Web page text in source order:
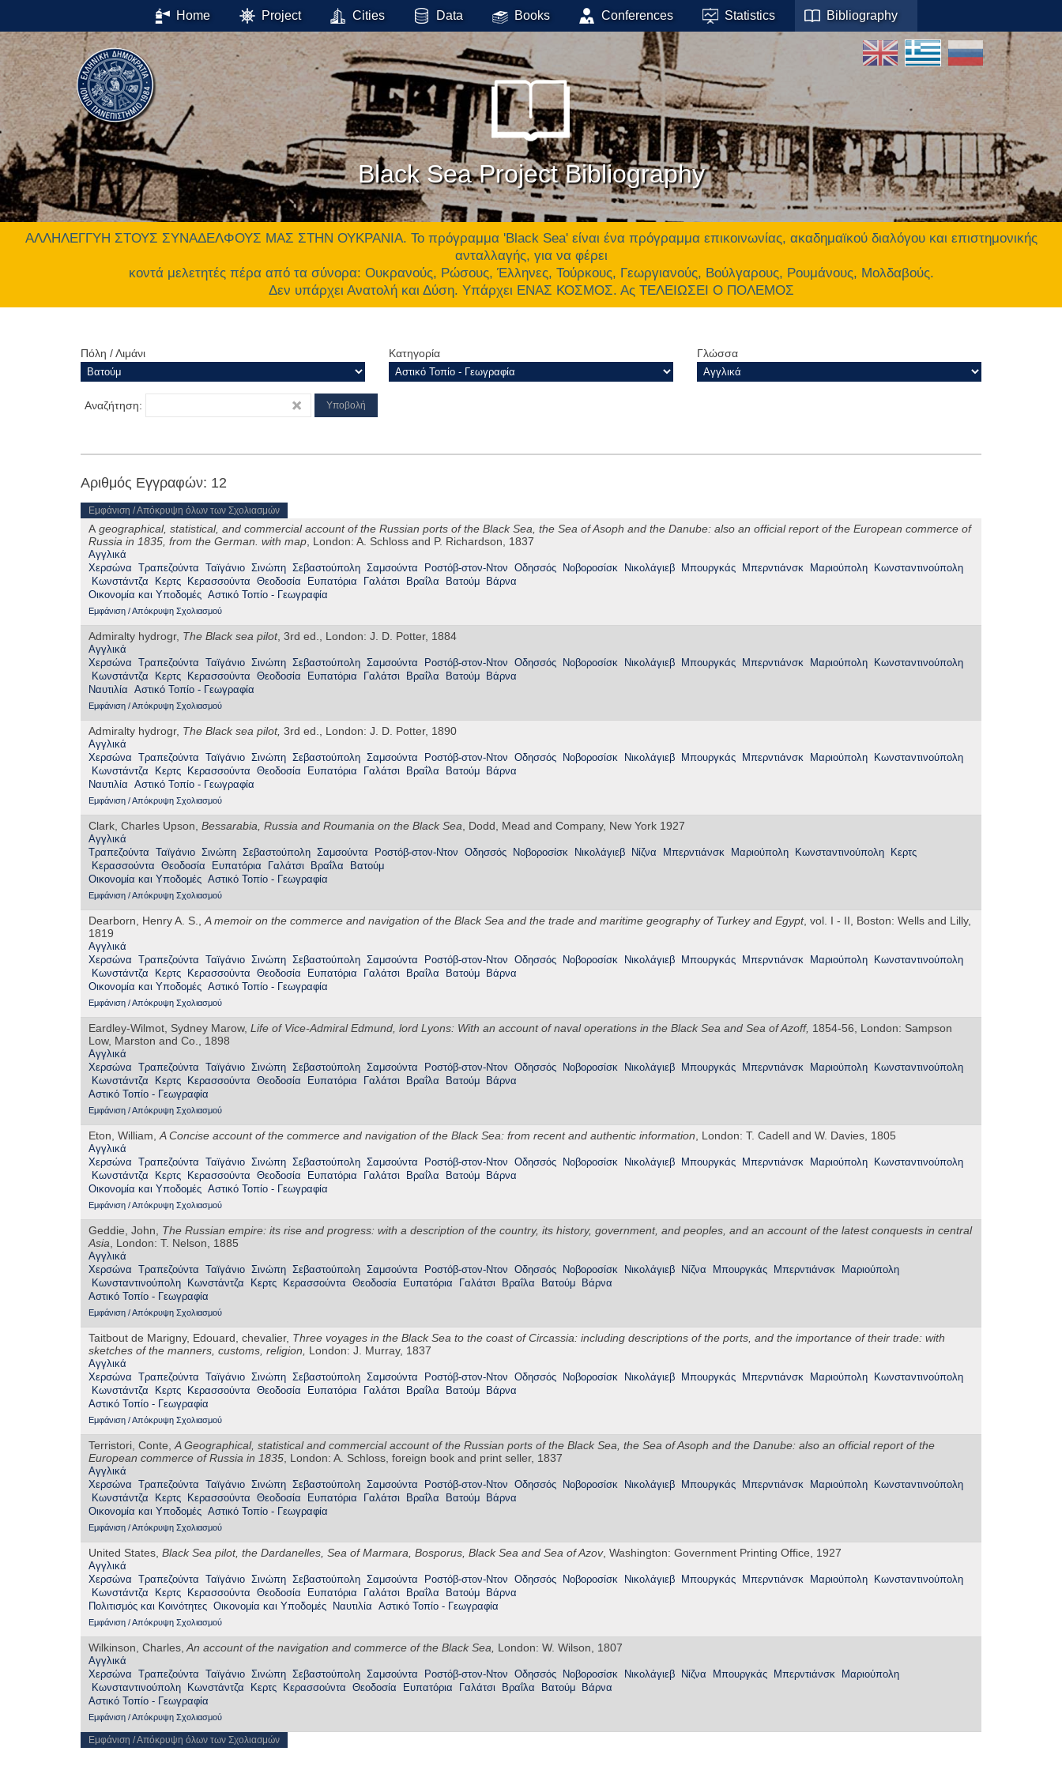
Home Project Cities Data Books Conferences Statistics Bibliography
Black Sea Project Bibliography
ΑΛΛΗΛΕΓΓΥΗ ΣΤΟΥΣ ΣΥΝΑΔΕΛΦΟΥΣ ΜΑΣ ΣΤΗΝ ΟΥΚΡΑΝΙΑ. Το πρόγραμμα 'Black Sea' είναι ένα πρόγραμμα επικοινωνίας, ακαδημαϊκού διαλόγου και επιστημονικής
ανταλλαγής, για να φέρει
κοντά μελετητές πέρα από τα σύνορα: Ουκρανούς, Ρώσους, Έλληνες, Τούρκους, Γεωργιανούς, Βούλγαρους, Ρουμάνους, Μολδαβούς.
Δεν υπάρχει Ανατολή και Δύση. Υπάρχει ΕΝΑΣ ΚΟΣΜΟΣ. Ας ΤΕΛΕΙΩΣΕΙ Ο ΠΟΛΕΜΟΣ
Πόλη / Λιμάνι Κατηγορία Γλώσσα
Αναζήτηση:
Αριθμός Εγγραφών: 12
Εμφάνιση / Απόκρυψη όλων των Σχολιασμών
A geographical, statistical, and commercial account of the Russian ports of the Black Sea, the Sea of Asoph and the Danube: also an official report of the European commerce of
Russia in 1835, from the German. with map, London: A. Schloss and P. Richardson, 1837
Αγγλικά
Χερσώνα Τραπεζούντα Ταϊγάνιο Σινώπη Σεβαστούπολη Σαμσούντα Ροστόβ-στον-Ντον Οδησσός Νοβοροσίσκ Νικολάγιεβ Μπουργκάς Μπερντιάνσκ Μαριούπολη
Κωνσταντινούπολη
Κωνστάντζα
Κερτς Κερασσούντα Θεοδοσία Ευπατόρια Γαλάτσι Βραΐλα Βατούμ
Βάρνα
Οικονομία και Υποδομές Αστικό Τοπίο - Γεωγραφία
Εμφάνιση / Απόκρυψη Σχολιασμού
Admiralty hydrogr, The Black sea pilot, 3rd ed., London: J. D. Potter, 1884
Αγγλικά
Χερσώνα Τραπεζούντα Ταϊγάνιο Σινώπη Σεβαστούπολη Σαμσούντα Ροστόβ-στον-Ντον Οδησσός Νοβοροσίσκ Νικολάγιεβ Μπουργκάς Μπερντιάνσκ Μαριούπολη
Κωνσταντινούπολη
Κωνστάντζα
Κερτς Κερασσούντα Θεοδοσία Ευπατόρια Γαλάτσι Βραΐλα Βατούμ
Βάρνα
Ναυτιλία Αστικό Τοπίο - Γεωγραφία
Εμφάνιση / Απόκρυψη Σχολιασμού
Admiralty hydrogr, The Black sea pilot, 3rd ed., London: J. D. Potter, 1890
Αγγλικά
Χερσώνα Τραπεζούντα Ταϊγάνιο Σινώπη Σεβαστούπολη Σαμσούντα Ροστόβ-στον-Ντον Οδησσός Νοβοροσίσκ Νικολάγιεβ Μπουργκάς Μπερντιάνσκ Μαριούπολη
Κωνσταντινούπολη
Κωνστάντζα
Κερτς Κερασσούντα Θεοδοσία Ευπατόρια Γαλάτσι Βραΐλα Βατούμ
Βάρνα
Ναυτιλία Αστικό Τοπίο - Γεωγραφία
Εμφάνιση / Απόκρυψη Σχολιασμού
Clark, Charles Upson, Bessarabia, Russia and Roumania on the Black Sea, Dodd, Mead and Company, New York 1927
Αγγλικά
Τραπεζούντα Ταϊγάνιο Σινώπη Σεβαστούπολη Σαμσούντα Ροστόβ-στον-Ντον Οδησσός Νοβοροσίσκ Νικολάγιεβ Νίζνα Μπερντιάνσκ Μαριούπολη Κωνσταντινούπολη
Κερτς
Κερασσούντα Θεοδοσία Ευπατόρια Γαλάτσι Βραΐλα
Βατούμ
Οικονομία και Υποδομές Αστικό Τοπίο - Γεωγραφία
Εμφάνιση / Απόκρυψη Σχολιασμού
Dearborn, Henry A. S.,A memoir on the commerce and navigation of the Black Sea and the trade and maritime geography of Turkey and Egypt, vol. I - II, Boston: Wells and Lilly,
1819
Αγγλικά
Χερσώνα Τραπεζούντα Ταϊγάνιο Σινώπη Σεβαστούπολη Σαμσούντα Ροστόβ-στον-Ντον Οδησσός Νοβοροσίσκ Νικολάγιεβ Μπουργκάς Μπερντιάνσκ Μαριούπολη
Κωνσταντινούπολη
Κωνστάντζα
Κερτς Κερασσούντα Θεοδοσία Ευπατόρια Γαλάτσι Βραΐλα Βατούμ
Βάρνα
Οικονομία και Υποδομές Αστικό Τοπίο - Γεωγραφία
Εμφάνιση / Απόκρυψη Σχολιασμού
Eardley-Wilmot, Sydney Marow, Life of Vice-Admiral Edmund, lord Lyons: With an account of naval operations in the Black Sea and Sea of Azoff, 1854-56, London: Sampson
Low, Marston and Co., 1898
Αγγλικά
Χερσώνα Τραπεζούντα Ταϊγάνιο Σινώπη Σεβαστούπολη Σαμσούντα Ροστόβ-στον-Ντον Οδησσός Νοβοροσίσκ Νικολάγιεβ Μπουργκάς Μπερντιάνσκ Μαριούπολη
Κωνσταντινούπολη
Κωνστάντζα
Κερτς Κερασσούντα Θεοδοσία Ευπατόρια Γαλάτσι Βραΐλα Βατούμ
Βάρνα
Αστικό Τοπίο - Γεωγραφία
Εμφάνιση / Απόκρυψη Σχολιασμού
Eton, William,A Concise account of the commerce and navigation of the Black Sea: from recent and authentic information, London: T. Cadell and W. Davies, 1805
Αγγλικά
Χερσώνα Τραπεζούντα Ταϊγάνιο Σινώπη Σεβαστούπολη Σαμσούντα Ροστόβ-στον-Ντον Οδησσός Νοβοροσίσκ Νικολάγιεβ Μπουργκάς Μπερντιάνσκ Μαριούπολη
Κωνσταντινούπολη
Κωνστάντζα
Κερτς Κερασσούντα Θεοδοσία Ευπατόρια Γαλάτσι Βραΐλα Βατούμ
Βάρνα
Οικονομία και Υποδομές Αστικό Τοπίο - Γεωγραφία
Εμφάνιση / Απόκρυψη Σχολιασμού
Geddie, John, The Russian empire: its rise and progress: with a description of the country, its history, government, and peoples, and an account of the latest conquests in central
Asia, London: T. Nelson, 1885
Αγγλικά
Χερσώνα Τραπεζούντα Ταϊγάνιο Σινώπη Σεβαστούπολη Σαμσούντα Ροστόβ-στον-Ντον Οδησσός Νοβοροσίσκ Νικολάγιεβ Νίζνα Μπουργκάς Μπερντιάνσκ
Μαριούπολη
Κωνσταντινούπολη
Κωνστάντζα Κερτς Κερασσούντα Θεοδοσία Ευπατόρια Γαλάτσι Βραΐλα Βατούμ
Βάρνα
Αστικό Τοπίο - Γεωγραφία
Εμφάνιση / Απόκρυψη Σχολιασμού
Taitbout de Marigny, Edouard, chevalier, Three voyages in the Black Sea to the coast of Circassia: including descriptions of the ports, and the importance of their trade: with
sketches of the manners, customs, religion, London: J. Murray, 1837
Αγγλικά
Χερσώνα Τραπεζούντα Ταϊγάνιο Σινώπη Σεβαστούπολη Σαμσούντα Ροστόβ-στον-Ντον Οδησσός Νοβοροσίσκ Νικολάγιεβ Μπουργκάς Μπερντιάνσκ Μαριούπολη
Κωνσταντινούπολη
Κωνστάντζα
Κερτς Κερασσούντα Θεοδοσία Ευπατόρια Γαλάτσι Βραΐλα Βατούμ
Βάρνα
Αστικό Τοπίο - Γεωγραφία
Εμφάνιση / Απόκρυψη Σχολιασμού
Terristori, Conte,A Geographical, statistical and commercial account of the Russian ports of the Black Sea, the Sea of Asoph and the Danube: also an official report of the
European commerce of Russia in 1835, London: A. Schloss, foreign book and print seller, 1837
Αγγλικά
Χερσώνα Τραπεζούντα Ταϊγάνιο Σινώπη Σεβαστούπολη Σαμσούντα Ροστόβ-στον-Ντον Οδησσός Νοβοροσίσκ Νικολάγιεβ Μπουργκάς Μπερντιάνσκ Μαριούπολη
Κωνσταντινούπολη
Κωνστάντζα
Κερτς Κερασσούντα Θεοδοσία Ευπατόρια Γαλάτσι Βραΐλα Βατούμ
Βάρνα
Οικονομία και Υποδομές Αστικό Τοπίο - Γεωγραφία
Εμφάνιση / Απόκρυψη Σχολιασμού
United States, Black Sea pilot, the Dardanelles, Sea of Marmara, Bosporus, Black Sea and Sea of Azov, Washington: Government Printing Office, 1927
Αγγλικά
Χερσώνα Τραπεζούντα Ταϊγάνιο Σινώπη Σεβαστούπολη Σαμσούντα Ροστόβ-στον-Ντον Οδησσός Νοβοροσίσκ Νικολάγιεβ Μπουργκάς Μπερντιάνσκ Μαριούπολη
Κωνσταντινούπολη
Κωνστάντζα
Κερτς Κερασσούντα Θεοδοσία Ευπατόρια Γαλάτσι Βραΐλα Βατούμ
Βάρνα
Πολιτισμός και Κοινότητες Οικονομία και Υποδομές Ναυτιλία Αστικό Τοπίο - Γεωγραφία
Εμφάνιση / Απόκρυψη Σχολιασμού
Wilkinson, Charles,An account of the navigation and commerce of the Black Sea, London: W. Wilson, 1807
Αγγλικά
Χερσώνα Τραπεζούντα Ταϊγάνιο Σινώπη Σεβαστούπολη Σαμσούντα Ροστόβ-στον-Ντον Οδησσός Νοβοροσίσκ Νικολάγιεβ Νίζνα Μπουργκάς Μπερντιάνσκ
Μαριούπολη
Κωνσταντινούπολη
Κωνστάντζα Κερτς Κερασσούντα Θεοδοσία Ευπατόρια Γαλάτσι Βραΐλα Βατούμ
Βάρνα
Αστικό Τοπίο - Γεωγραφία
Εμφάνιση / Απόκρυψη Σχολιασμού
Εμφάνιση / Απόκρυψη όλων των Σχολιασμών